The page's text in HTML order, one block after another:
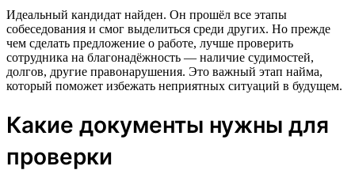
Идеальный кандидат найден. Он прошёл все этапы
собеседования и смог выделиться среди других. Но прежде
чем сделать предложение о работе, лучше проверить
сотрудника на благонадёжность — наличие судимостей,
долгов, другие правонарушения. Это важный этап найма,
который поможет избежать неприятных ситуаций в будущем.
Какие документы нужны для
проверки